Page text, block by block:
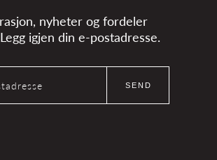
nyheter og fordeler
igjen din e-postadresse.
SEND